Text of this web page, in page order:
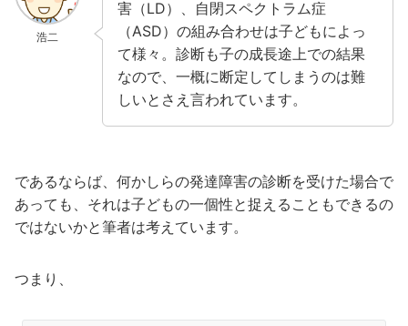
浩二
害（LD）、自閉スペクトラム症
（ASD）の組み合わせは子どもによっ
て様々。診断も子の成長途上での結果
なので、一概に断定してしまうのは難
しいとさえ言われています。
であるならば、何かしらの発達障害の診断を受けた場合で
あっても、それは子どもの一個性と捉えることもできるの
ではないかと筆者は考えています。
つまり、